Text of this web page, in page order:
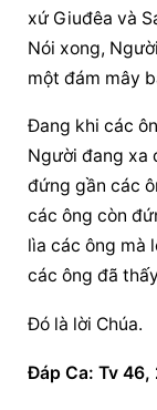
xứ Giuđêa và
Nói xong,
một đám mây
Ðang khi các
Người đang xa
đứng gần các
các ông còn
lìa các ông mà
các ông đã
Ðó là lời Chúa.
Ðáp Ca: Tv